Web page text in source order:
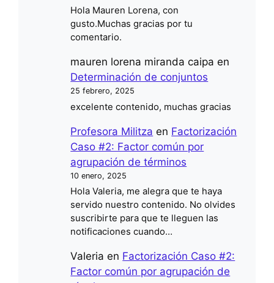
Hola Mauren Lorena, con
gusto.Muchas gracias por tu
comentario.
mauren lorena miranda caipa en
Determinación de conjuntos
25 febrero, 2025
excelente contenido, muchas gracias
Profesora Militza en Factorización
Caso #2: Factor común por
agrupación de términos
10 enero, 2025
Hola Valeria, me alegra que te haya
servido nuestro contenido. No olvides
suscribirte para que te lleguen las
notificaciones cuando…
Valeria en Factorización Caso #2:
Factor común por agrupación de